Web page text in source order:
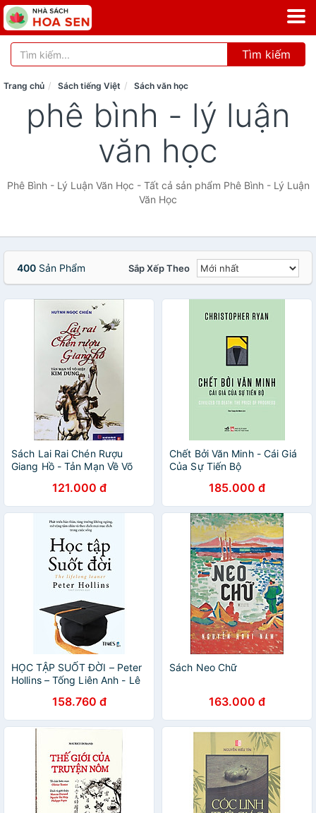
Tìm kiếm
Trang chủ Sách tiếng Việt Sách văn học
phê bình - lý luận
văn học
Phê Bình - Lý Luận Văn Học - Tất cả sản phẩm Phê Bình - Lý Luận
Văn Học
400 Sản Phẩm Sắp Xếp Theo
Sách Lai Rai Chén Rượu
Giang Hồ - Tản Mạn Về Võ
121.000 đ
Chết Bởi Văn Minh - Cái Giá
Của Sự Tiến Bộ
185.000 đ
HỌC TẬP SUỐT ĐỜI – Peter
Hollins – Tống Liên Anh - Lê
158.760 đ
Sách Neo Chữ
163.000 đ